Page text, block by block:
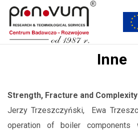
Inne
Strength, Fracture and Complexity
Jerzy Trzeszczyński, Ewa
operation of boiler components